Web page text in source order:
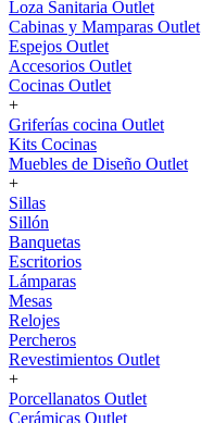
Loza Sanitaria Outlet
Cabinas y Mamparas Outlet
Espejos Outlet
Accesorios Outlet
Cocinas Outlet
+
Griferías cocina Outlet
Kits Cocinas
Muebles de Diseño Outlet
+
Sillas
Sillón
Banquetas
Escritorios
Lámparas
Mesas
Relojes
Percheros
Revestimientos Outlet
+
Porcellanatos Outlet
Cerámicas Outlet